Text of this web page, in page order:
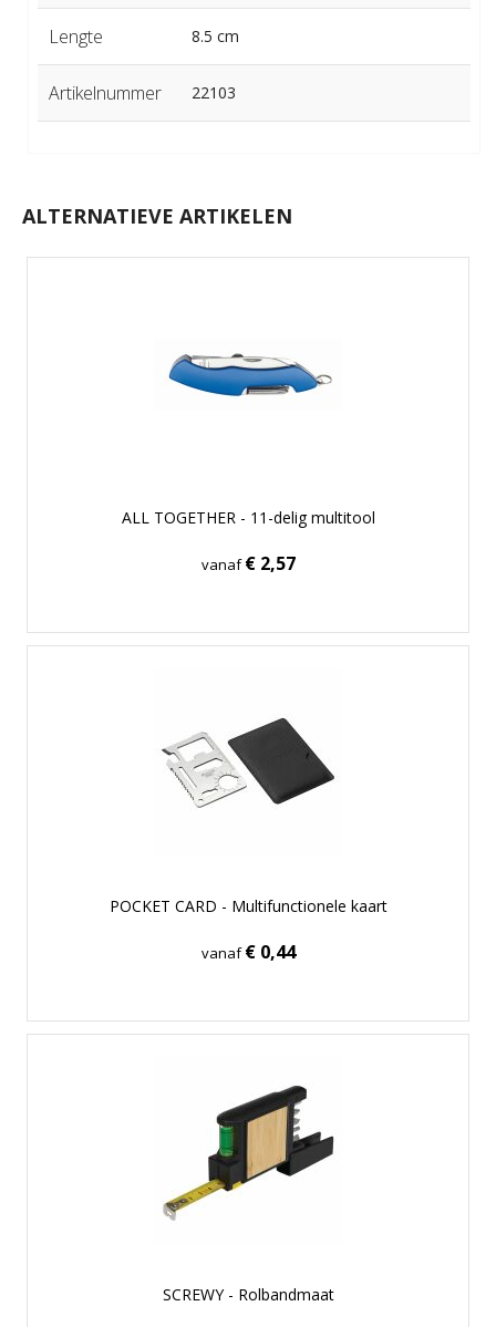
Lengte 8.5 cm
Artikelnummer 22103
ALTERNATIEVE ARTIKELEN
ALL TOGETHER - 11-delig multitool
vanaf€ 2,57
POCKET CARD - Multifunctionele kaart
vanaf€ 0,44
SCREWY - Rolbandmaat